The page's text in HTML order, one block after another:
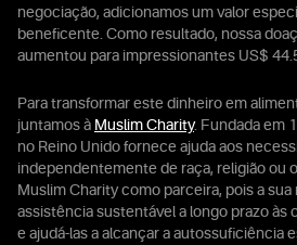
negociação, adicionamos um valor
beneficente. Como resultado, nossa
aumentou para impressionantes US$
Para transformar este dinheiro em
juntamos à Muslim Charity. Fundada em
no Reino Unido fornece ajuda aos
independentemente de raça, religião ou
Muslim Charity como parceira, pois a
assistência sustentável a longo prazo às
e ajudá-las a alcançar a autossuficiência